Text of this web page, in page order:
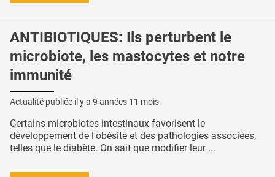
ANTIBIOTIQUES: Ils perturbent le
microbiote, les mastocytes et notre
immunité
Actualité publiée il y a 9 années 11 mois
Certains microbiotes intestinaux favorisent le
développement de l'obésité et des pathologies associées,
telles que le diabète. On sait que modifier leur ...